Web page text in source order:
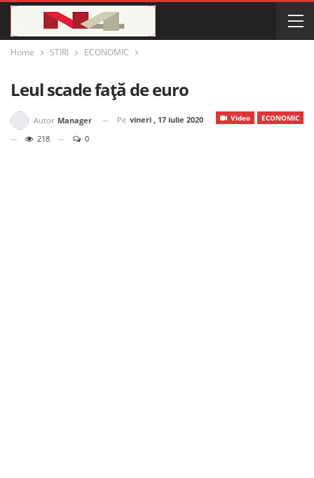
Home STIRI ECONOMIC
Leul scade față de euro
Video ECONOMIC
Autor Manager Pe vineri , 17 iulie 2020
218
0